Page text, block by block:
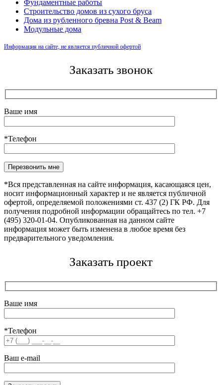
Фундаментные работы
Строительство домов из сухого бруса
Дома из рубленного бревна Post & Beam
Модульные дома
Информация на сайте, не является публичной офертой
Заказать звонок
Ваше имя
*Телефон
Оставьте это поле пустым.
*Вся представленная на сайте информация, касающаяся цен,
носит информационный характер и не является публичной
офертой, определяемой положениями ст. 437 (2) ГК РФ. Для
получения подробной информации обращайтесь по тел. +7
(495) 320-01-04. Опубликованная на данном сайте
информация может быть изменена в любое время без
предварительного уведомления.
Заказать проект
Ваше имя
*Телефон
Ваш e-mail